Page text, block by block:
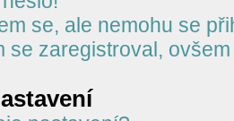
se, ale nemohu se
se zaregistroval,